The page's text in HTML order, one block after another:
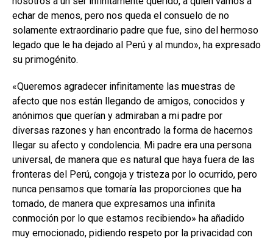
echar de menos, pero nos queda el consuelo de no
solamente extraordinario padre que fue, sino del hermoso
legado que le ha dejado al Perú y al mundo», ha expresado
su primogénito.
«Queremos agradecer infinitamente las muestras de
afecto que nos están llegando de amigos, conocidos y
anónimos que querían y admiraban a mi padre por
diversas razones y han encontrado la forma de hacernos
llegar su afecto y condolencia. Mi padre era una persona
universal, de manera que es natural que haya fuera de las
fronteras del Perú, congoja y tristeza por lo ocurrido, pero
nunca pensamos que tomaría las proporciones que ha
tomado, de manera que expresamos una infinita
conmoción por lo que estamos recibiendo» ha añadido
muy emocionado, pidiendo respeto por la privacidad con